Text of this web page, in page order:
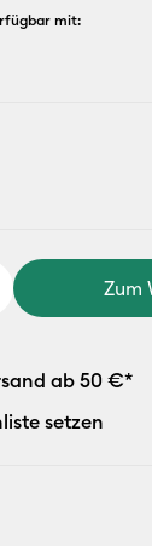
mit:
Zum
ab 50 €*
setzen